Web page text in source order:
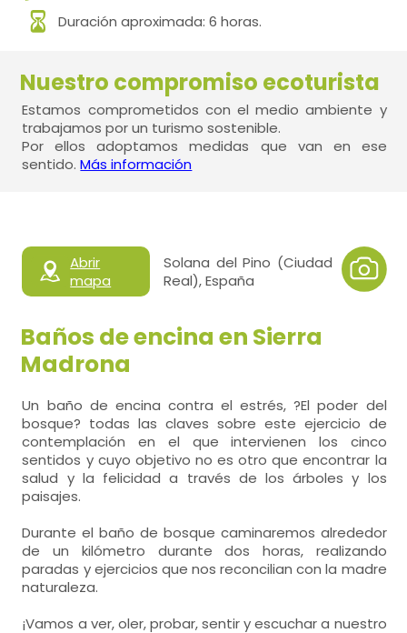
Duración aproximada: 6 horas.
Nuestro compromiso ecoturista
Estamos comprometidos con el medio ambiente y
trabajamos por un turismo sostenible.
Por ellos adoptamos medidas que van en ese
sentido.Más información
Abrir
mapa
Solana del Pino (Ciudad
Real), España
Baños de encina en Sierra
Madrona
Un baño de encina contra el estrés, ?El poder del
bosque? todas las claves sobre este ejercicio de
contemplación en el que intervienen los cinco
sentidos y cuyo objetivo no es otro que encontrar la
salud y la felicidad a través de los árboles y los
paisajes.
Durante el baño de bosque caminaremos alrededor
de un kilómetro durante dos horas, realizando
paradas y ejercicios que nos reconcilian con la madre
naturaleza.
¡Vamos a ver, oler, probar, sentir y escuchar a nuestro